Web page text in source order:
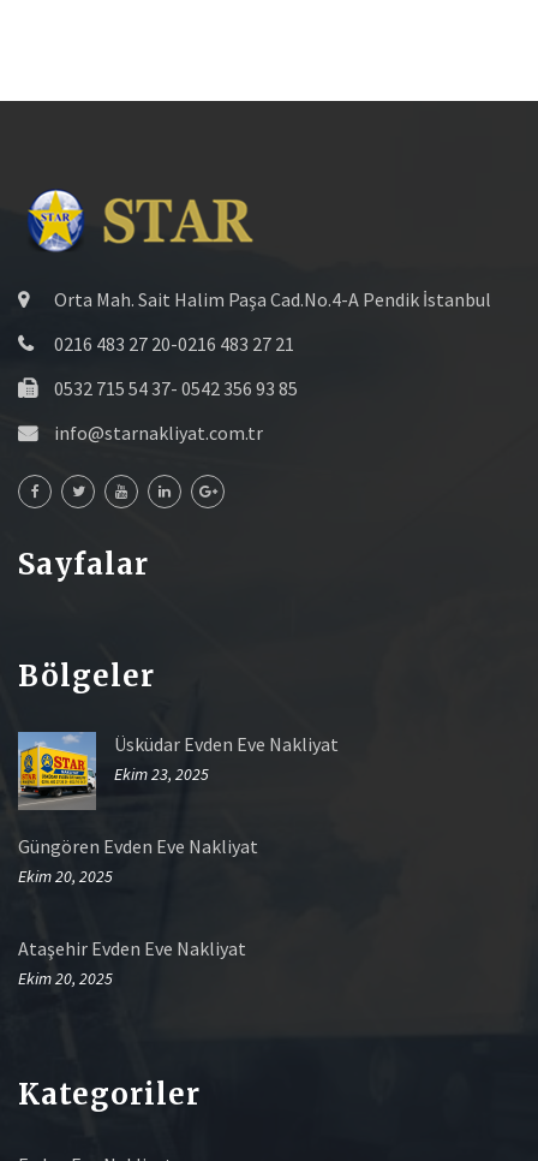
Orta Mah. Sait Halim Paşa Cad.No.4-A Pendik İstanbul
0216 483 27 20-0216 483 27 21
0532 715 54 37- 0542 356 93 85
info@starnakliyat.com.tr
Sayfalar
Bölgeler
Üsküdar Evden Eve Nakliyat
Ekim 23, 2025
Güngören Evden Eve Nakliyat
Ekim 20, 2025
Ataşehir Evden Eve Nakliyat
Ekim 20, 2025
Kategoriler